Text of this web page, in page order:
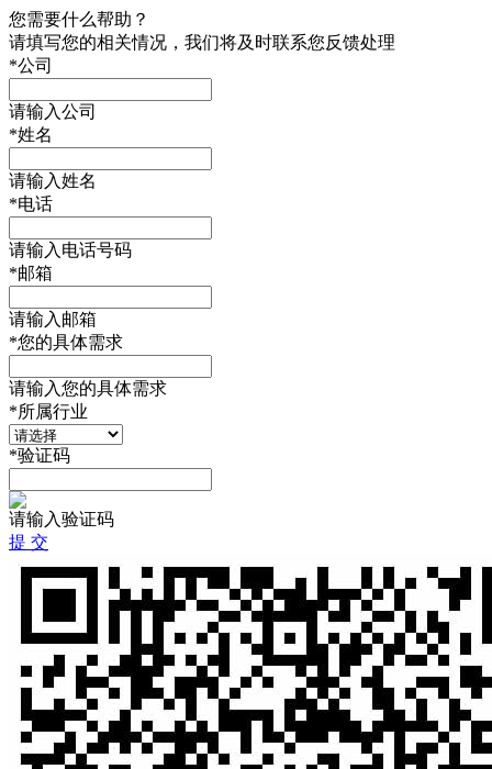
您需要什么帮助？
请填写您的相关情况，我们将及时联系您反馈处理
*公司
请输入公司
*姓名
请输入姓名
*电话
请输入电话号码
*邮箱
请输入邮箱
*您的具体需求
请输入您的具体需求
*所属行业
*验证码
请输入验证码
提 交